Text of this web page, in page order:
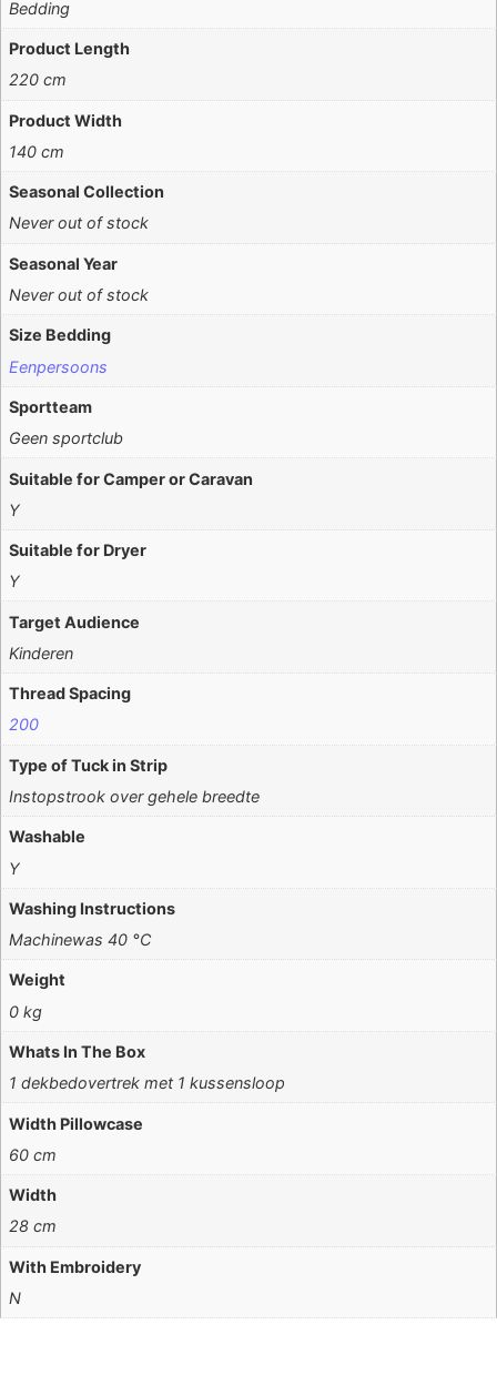
Bedding
Product Length
220 cm
Product Width
140 cm
Seasonal Collection
Never out of stock
Seasonal Year
Never out of stock
Size Bedding
Eenpersoons
Sportteam
Geen sportclub
Suitable for Camper or Caravan
Y
Suitable for Dryer
Y
Target Audience
Kinderen
Thread Spacing
200
Type of Tuck in Strip
Instopstrook over gehele breedte
Washable
Y
Washing Instructions
Machinewas 40 °C
Weight
0 kg
Whats In The Box
1 dekbedovertrek met 1 kussensloop
Width Pillowcase
60 cm
Width
28 cm
With Embroidery
N